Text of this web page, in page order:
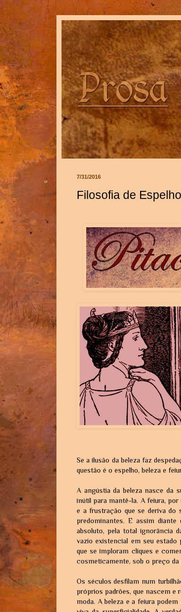
7/31/2016
Filosofia de Espelho
Se a ilusão da beleza faz
questão é o espelho, beleza e
A angústia da beleza nasce da
inútil para mantê-la. A feiura,
e a frustração que se deriva do
predominantes. E assim
absoluto, pela total ignorância
vazio existencial em seu
que se imploram cliques e
cosmeticamente, sob o preço da
Os séculos desfilam num
próprios padrões, que nascem e
moda. A beleza e a feiura